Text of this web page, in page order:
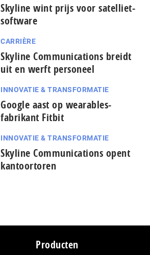
Skyline wint prijs voor satelliet-
software
CARRIÈRE
Skyline Communications breidt
uit en werft personeel
INNOVATIE & TRANSFORMATIE
Google aast op wearables-
fabrikant Fitbit
INNOVATIE & TRANSFORMATIE
Skyline Communications opent
kantoortoren
Producten